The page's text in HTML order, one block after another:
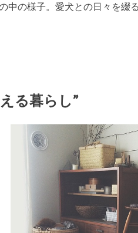
中の様子。愛犬との日々を綴
る暮らし”